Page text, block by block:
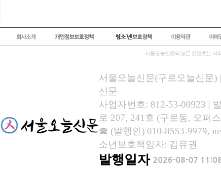
서울오늘신문의 모든 컨텐츠는 저
서울오늘신문(구로오늘신문)
신문
사업자번호: 812-53-00923 |
로 207, 241호 (구로동, 오퍼
☎ (발행인) 010-8553-9979,
소년보호책임자: 김유권
발행일자